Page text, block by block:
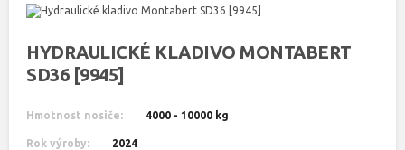
HYDRAULICKÉ KLADIVO MONTABERT
SD36 [9945]
Hmotnost nosiče: 4000 - 10000 kg
Rok výroby: 2024